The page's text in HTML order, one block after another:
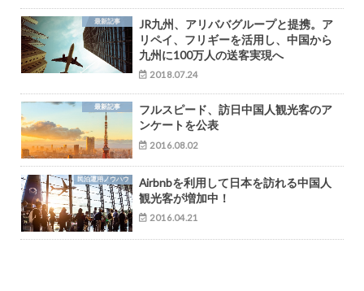
最新記事
JR九州、アリババグループと提携。ア
リペイ、フリギーを活用し、中国から
九州に100万人の送客実現へ
2018.07.24
最新記事
フルスピード、訪日中国人観光客のア
ンケートを公表
2016.08.02
民泊運用ノウハウ
Airbnbを利用して日本を訪れる中国人
観光客が増加中！
2016.04.21